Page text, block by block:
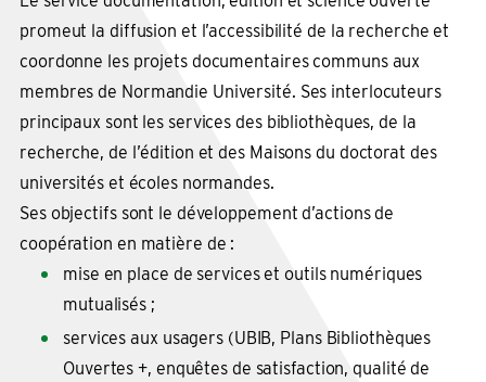
promeut la diffusion et l’accessibilité de la recherche et
coordonne les projets documentaires communs aux
membres de Normandie Université. Ses interlocuteurs
principaux sont les services des bibliothèques, de la
recherche, de l’édition et des Maisons du doctorat des
universités et écoles normandes.
Ses objectifs sont le développement d’actions de
coopération en matière de :
mise en place de services et outils numériques
mutualisés ;
services aux usagers (UBIB, Plans Bibliothèques
Ouvertes +, enquêtes de satisfaction, qualité de